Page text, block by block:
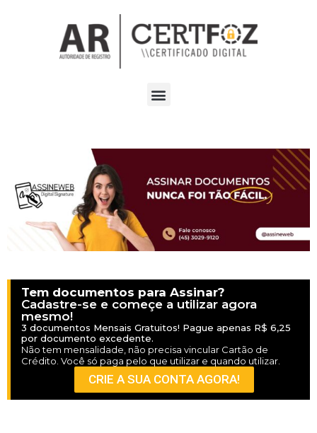
Tem documentos para Assinar?
Cadastre-se e começe a utilizar agora
mesmo!
3 documentos Mensais Gratuitos! Pague apenas R$ 6,25
por documento excedente.
Não tem mensalidade, não precisa vincular Cartão de
Crédito. Você só paga pelo que utilizar e quando utilizar.
CRIE A SUA CONTA AGORA!